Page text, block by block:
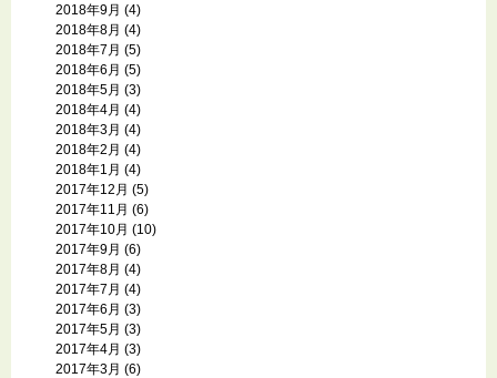
2018年9月 (4)
2018年8月 (4)
2018年7月 (5)
2018年6月 (5)
2018年5月 (3)
2018年4月 (4)
2018年3月 (4)
2018年2月 (4)
2018年1月 (4)
2017年12月 (5)
2017年11月 (6)
2017年10月 (10)
2017年9月 (6)
2017年8月 (4)
2017年7月 (4)
2017年6月 (3)
2017年5月 (3)
2017年4月 (3)
2017年3月 (6)